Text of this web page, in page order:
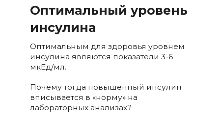
Оптимальный уровень
инсулина
Оптимальным для здоровья уровнем
инсулина являются показатели 3-6
мкЕд/мл.
Почему тогда повышенный инсулин
вписывается в «норму» на
лабораторных анализах?